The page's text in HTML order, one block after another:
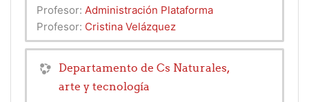
Profesor: Administración Plataforma
Profesor: Cristina Velázquez
Departamento de Cs Naturales,
arte y tecnología